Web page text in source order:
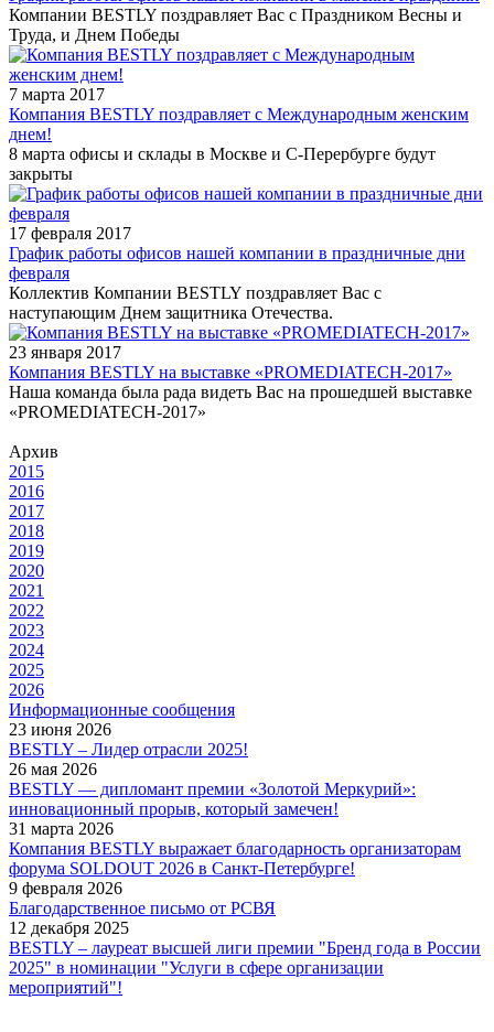
Компании BESTLY поздравляет Вас с Праздником Весны и
Труда, и Днем Победы
7 марта 2017
Компания BESTLY поздравляет с Международным женским
днем!
8 марта офисы и склады в Москве и С-Перербурге будут
закрыты
17 февраля 2017
График работы офисов нашей компании в праздничные дни
февраля
Коллектив Компании BESTLY поздравляет Вас с
наступающим Днем защитника Отечества.
23 января 2017
Компания BESTLY на выставке «PROMEDIATECH-2017»
Наша команда была рада видеть Вас на прошедшей выставке
«PROMEDIATECH-2017»
Архив
2015
2016
2017
2018
2019
2020
2021
2022
2023
2024
2025
2026
Информационные сообщения
23 июня 2026
BESTLY – Лидер отрасли 2025!
26 мая 2026
BESTLY — дипломант премии «Золотой Меркурий»:
инновационный прорыв, который замечен!
31 марта 2026
Компания BESTLY выражает благодарность организаторам
форума SOLDOUT 2026 в Санкт-Петербурге!
9 февраля 2026
Благодарственное письмо от РСВЯ
12 декабря 2025
BESTLY – лауреат высшей лиги премии "Бренд года в России
2025" в номинации "Услуги в сфере организации
мероприятий"!